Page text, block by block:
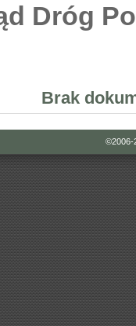
Dróg
Brak
©2006-